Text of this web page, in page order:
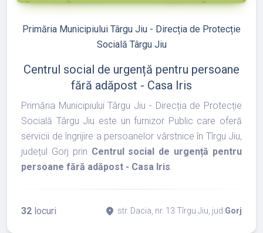
Primăria Municipiului Târgu Jiu - Direcția de Protecție
Socială Târgu Jiu
Centrul social de urgență pentru persoane
fără adăpost - Casa Iris
Primăria Municipiului Târgu Jiu - Direcția de Protecție
Socială Târgu Jiu este un furnizor Public care oferă
servicii de îngrijire a persoanelor vârstnice în Tîrgu Jiu,
județul Gorj prin Centrul social de urgență pentru
persoane fără adăpost - Casa Iris
32 locuri place str. Dacia, nr. 13 Tîrgu Jiu, jud. Gorj